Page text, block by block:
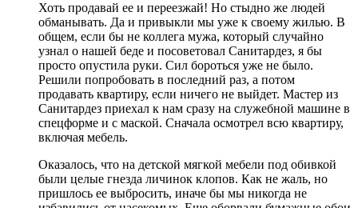
Хоть продавай ее и переезжай! Но стыдно же людей
обманывать. Да и привыкли мы уже к своему жилью. В
общем, если бы не коллега мужа, который случайно
узнал о нашей беде и посоветовал Санитардез, я бы
просто опустила руки. Сил бороться уже не было.
Решили попробовать в последний раз, а потом
продавать квартиру, если ничего не выйдет. Мастер из
Санитардез приехал к нам сразу на служебной машине в
спецформе и с маской. Сначала осмотрел всю квартиру,
включая мебель.
Оказалось, что на детской мягкой мебели под обивкой
были целые гнезда личинок клопов. Как не жаль, но
пришлось ее выбросить, иначе бы мы никогда не